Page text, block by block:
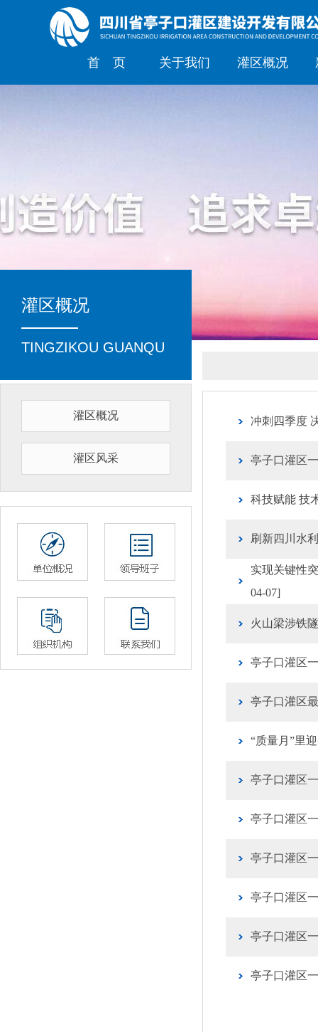
首 页 关于我们 灌区概况
灌区概况
TINGZIKOU GUANQU
灌区概况
灌区风采
冲刺四季度
亭子口灌区
科技赋能 技
刷新四川水
实现关键性
04-07]
火山梁涉铁
亭子口灌区
亭子口灌区
“质量月”里
亭子口灌区
亭子口灌区
亭子口灌区
亭子口灌区
亭子口灌区
亭子口灌区